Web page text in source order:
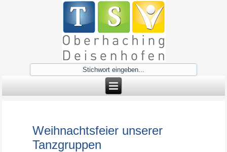
Weihnachtsfeier unserer
Tanzgruppen